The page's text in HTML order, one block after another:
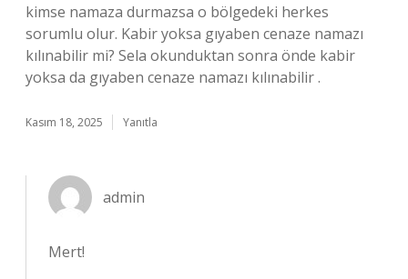
kimse namaza durmazsa o bölgedeki herkes
sorumlu olur. Kabir yoksa gıyaben cenaze namazı
kılınabilir mi? Sela okunduktan sonra önde kabir
yoksa da gıyaben cenaze namazı kılınabilir .
Kasım 18, 2025 Yanıtla
admin
Mert!